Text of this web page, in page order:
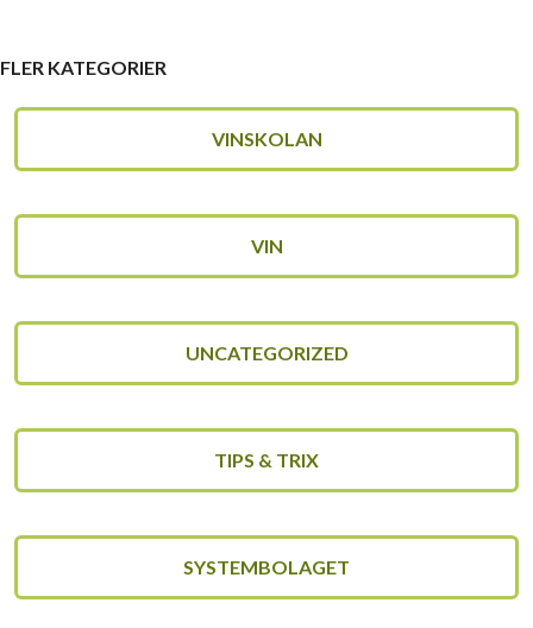
FLER KATEGORIER
VINSKOLAN
VIN
UNCATEGORIZED
TIPS & TRIX
SYSTEMBOLAGET